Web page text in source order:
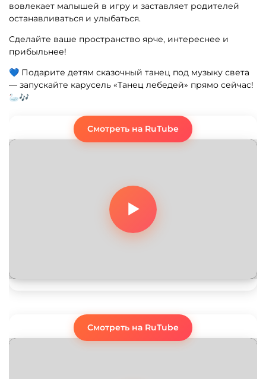
вовлекает малышей в игру и заставляет родителей
останавливаться и улыбаться.
Сделайте ваше пространство ярче, интереснее и
прибыльнее!
💙 Подарите детям сказочный танец под музыку света
— запускайте карусель «Танец лебедей» прямо сейчас!
🦢🎶
Смотреть на RuTube
Смотреть на RuTube